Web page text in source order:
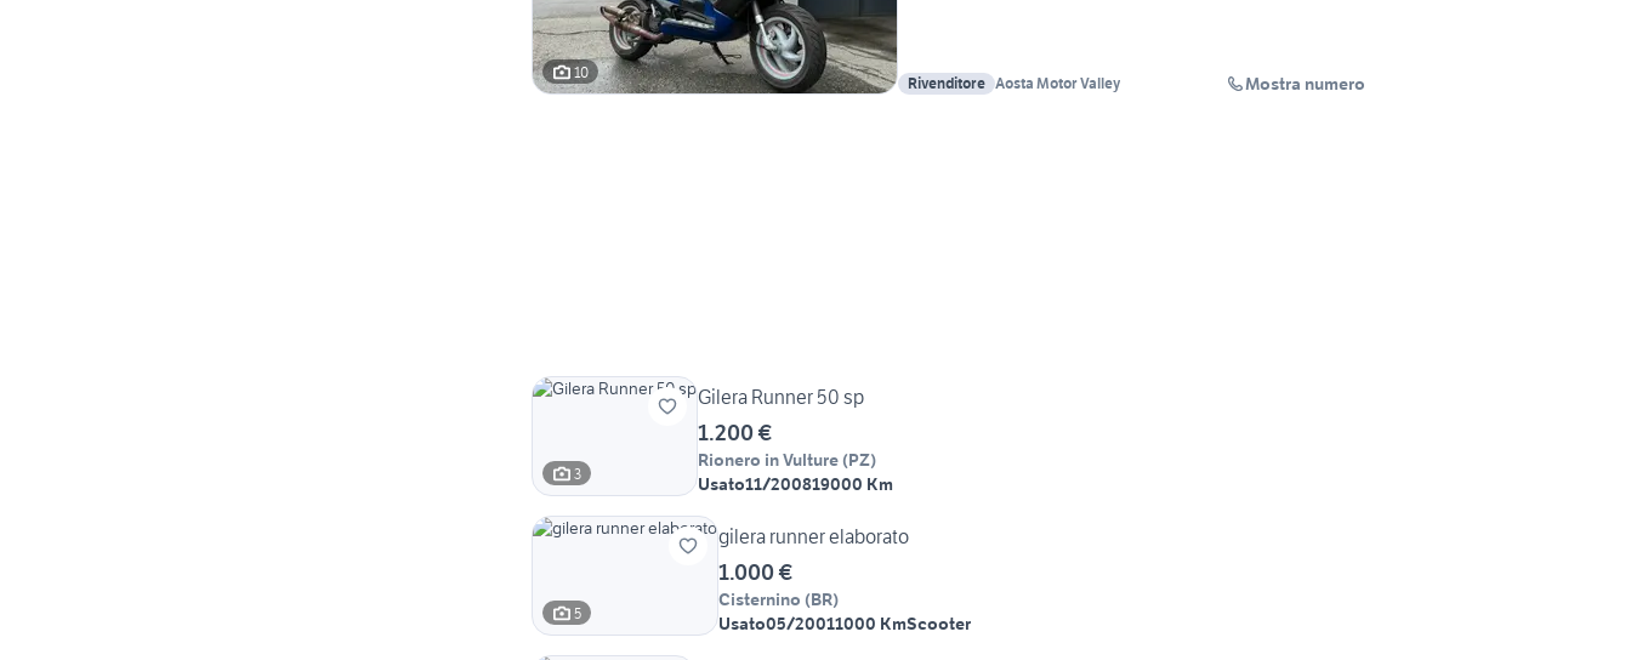
10
Rivenditore Aosta Motor Valley Mostra numero
3
Gilera Runner 50 sp
1.200 €
Rionero in Vulture (PZ)
Usato11/200819000 Km
5
gilera runner elaborato
1.000 €
Cisternino (BR)
Usato05/20011000 KmScooter